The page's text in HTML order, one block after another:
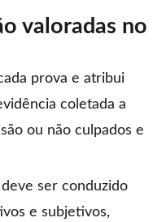
valoradas no
prova e atribui
coletada a
ou não culpados e
ser conduzido
e subjetivos,